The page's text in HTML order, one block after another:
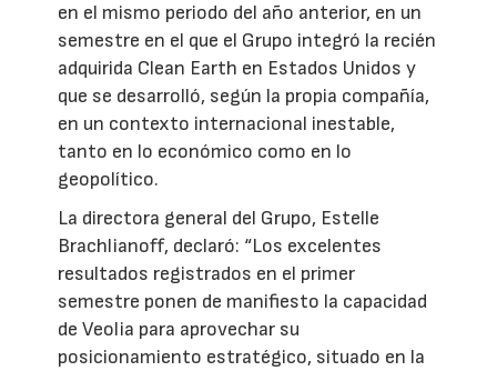
en el mismo periodo del año anterior, en un
semestre en el que el Grupo integró la recién
adquirida Clean Earth en Estados Unidos y
que se desarrolló, según la propia compañía,
en un contexto internacional inestable,
tanto en lo económico como en lo
geopolítico.
La directora general del Grupo, Estelle
Brachlianoff, declaró: “Los excelentes
resultados registrados en el primer
semestre ponen de manifiesto la capacidad
de Veolia para aprovechar su
posicionamiento estratégico, situado en la